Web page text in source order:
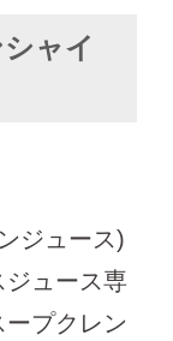
ャイ
ジュース)
ジュース専
ープクレン